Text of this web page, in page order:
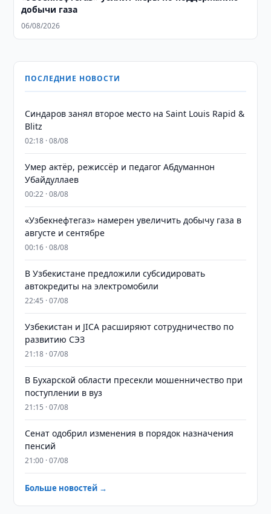
добычи газа
06/08/2026
ПОСЛЕДНИЕ НОВОСТИ
Синдаров занял второе место на Saint Louis Rapid &
Blitz
02:18 · 08/08
Умер актёр, режиссёр и педагог Абдуманнон
Убайдуллаев
00:22 · 08/08
«Узбекнефтегаз» намерен увеличить добычу газа в
августе и сентябре
00:16 · 08/08
В Узбекистане предложили субсидировать
автокредиты на электромобили
22:45 · 07/08
Узбекистан и JICA расширяют сотрудничество по
развитию СЭЗ
21:18 · 07/08
В Бухарской области пресекли мошенничество при
поступлении в вуз
21:15 · 07/08
Сенат одобрил изменения в порядок назначения
пенсий
21:00 · 07/08
Больше новостей →